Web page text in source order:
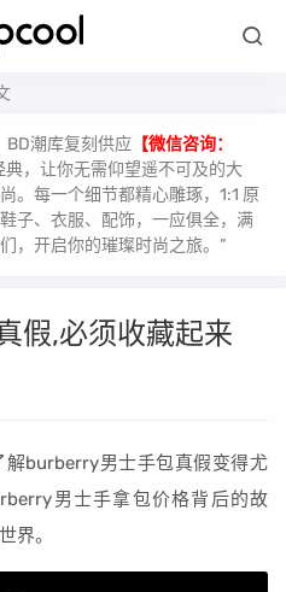
BD潮库复刻供应 【微信咨询：
典，让你无需仰望遥不可及的大
。每一个细节都精心雕琢，1:1 原
子、衣服、配饰，一应俱全，满
，开启你的璀璨时尚之旅。”
假,必须收藏起来
burberry男士手包真假变得尤
男士手拿包价格背后的故
界。